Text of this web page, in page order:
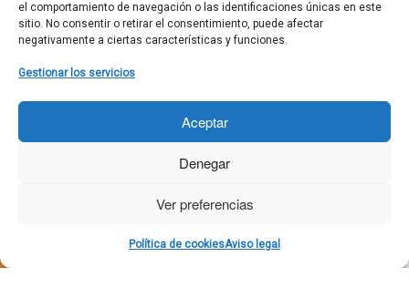
el comportamiento de navegación o las identificaciones únicas en este
sitio. No consentir o retirar el consentimiento, puede afectar
negativamente a ciertas características y funciones.
Gestionar los servicios
Aceptar
Denegar
Ver preferencias
Política de cookiesAviso legal
Política de cookies
Política de cookies (UE)
Política de privacidad
Ponte en contacto con nosotros
Buscar:
Diseñado con elTema Customizr